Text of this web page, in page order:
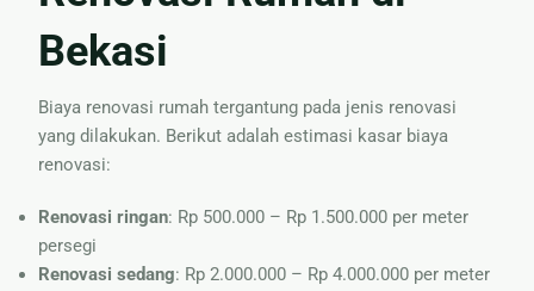
Bekasi
Biaya renovasi rumah tergantung pada jenis renovasi
yang dilakukan. Berikut adalah estimasi kasar biaya
renovasi:
Renovasi ringan: Rp 500.000 – Rp 1.500.000 per meter
persegi
Renovasi sedang: Rp 2.000.000 – Rp 4.000.000 per meter